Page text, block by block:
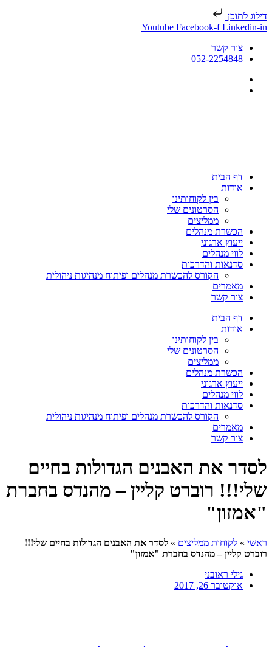
דילוג לתוכן
Youtube Facebook-f Linkedin-in
צור קשר
052-2254848
דף הבית
אודות
בין לקוחותינו
הסרטונים שלי
ממליצים
הכשרת מנהלים
ייעוץ ארגוני
לווי מנהלים
סדנאות והדרכות
הקורס להכשרת מנהלים ופיתוח מנהיגות ניהולית
מאמרים
צור קשר
דף הבית
אודות
בין לקוחותינו
הסרטונים שלי
ממליצים
הכשרת מנהלים
ייעוץ ארגוני
לווי מנהלים
סדנאות והדרכות
הקורס להכשרת מנהלים ופיתוח מנהיגות ניהולית
מאמרים
צור קשר
לסדר את האבנים הגדולות בחיים
שלי!!! רוברט קליין – מהנדס בחברת
"אמזון"
ראשי » לקוחות ממליצים » לסדר את האבנים הגדולות בחיים שלי!!!
רוברט קליין – מהנדס בחברת "אמזון"
גילי ראובני
אוקטובר 26, 2017